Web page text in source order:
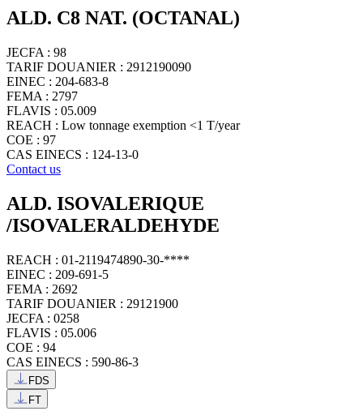
ALD. C8 NAT. (OCTANAL)
JECFA : 98
TARIF DOUANIER : 2912190090
EINEC : 204-683-8
FEMA : 2797
FLAVIS : 05.009
REACH : Low tonnage exemption <1 T/year
COE : 97
CAS EINECS : 124-13-0
Contact us
ALD. ISOVALERIQUE
/ISOVALERALDEHYDE
REACH : 01-2119474890-30-****
EINEC : 209-691-5
FEMA : 2692
TARIF DOUANIER : 29121900
JECFA : 0258
FLAVIS : 05.006
COE : 94
CAS EINECS : 590-86-3
FDS
FT